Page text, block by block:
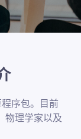
序包。目前
物理学家以及